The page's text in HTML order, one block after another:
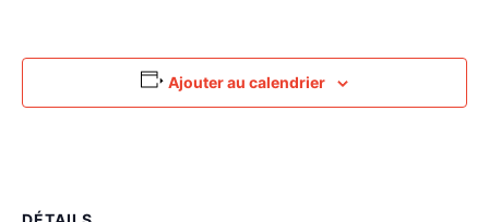
Ajouter au calendrier